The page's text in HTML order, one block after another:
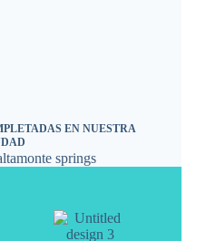
EN NUESTRA